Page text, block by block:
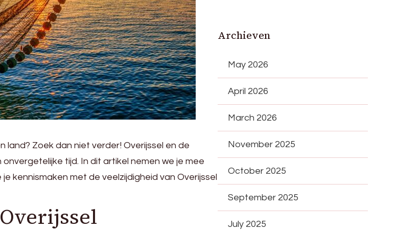
land? Zoek dan niet verder! Overijssel en de
tijd. In dit artikel nemen we je mee
kennismaken met de veelzijdigheid van Overijssel
Archieven
May 2026
April 2026
March 2026
November 2025
October 2025
September 2025
July 2025